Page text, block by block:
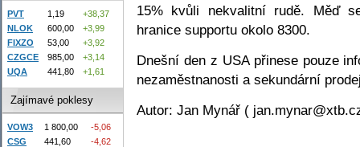
15% kvůli nekvalitní rudě. Měď
hranice supportu okolo 8300.
Dnešní den z USA přinese pouze
nezaměstnanosti a sekundární
Autor: Jan Mynář (
PVT 1,19
+38,37
NLOK
600,00
+3,99
FIXZO
53,00
+3,92
CZGCE
985,00
+3,14
UQA
441,80 +1,61
Zajímavé poklesy
VOW3 1 800,00
-5,06
CSG
441,60
-4,62